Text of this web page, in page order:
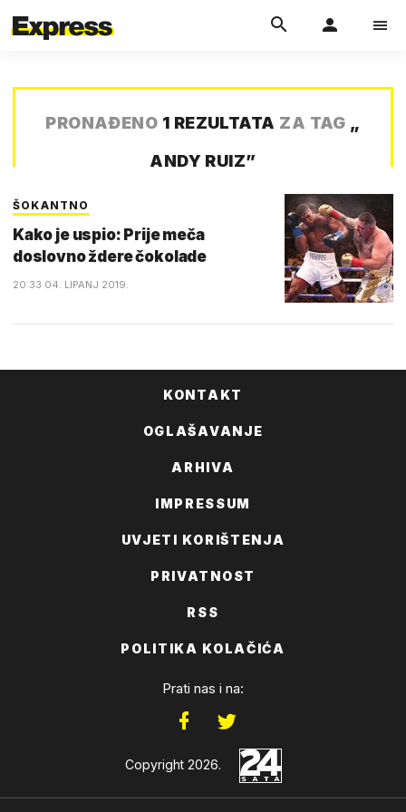
PRONAĐENO 1 REZULTATA ZA TAG „
ANDY RUIZ”
ŠOKANTNO
Kako je uspio: Prije meča
doslovno ždere čokolade
20:33 04. LIPANJ 2019.
KONTAKT
OGLAŠAVANJE
ARHIVA
IMPRESSUM
UVJETI KORIŠTENJA
PRIVATNOST
RSS
POLITIKA KOLAČIĆA
Prati nas i na:
Copyright 2026.